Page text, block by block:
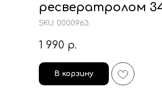
ресвератролом
SKU: 0000963
1 990 р.
В корзину